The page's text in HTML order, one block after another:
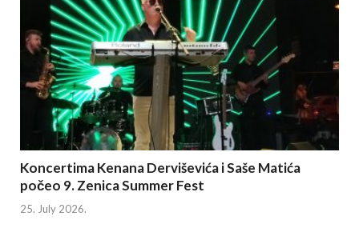
Koncertima Kenana Derviševića i Saše Matića
počeo 9. Zenica Summer Fest
25. July 2026.